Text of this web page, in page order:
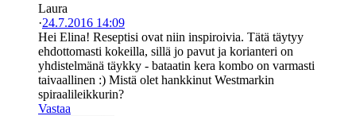
Laura
·24.7.2016 14:09
Hei Elina! Reseptisi ovat niin inspiroivia. Tätä täytyy
ehdottomasti kokeilla, sillä jo pavut ja korianteri on
yhdistelmänä täykky - bataatin kera kombo on varmasti
taivaallinen :) Mistä olet hankkinut Westmarkin
spiraalileikkurin?
Vastaa